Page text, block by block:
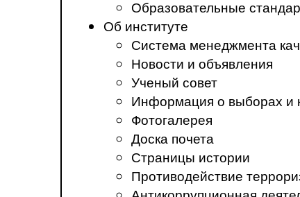
Образовательные
Об институте
Система менеджмента
Новости и объявления
Ученый совет
Информация о выборах и
Фотогалерея
Доска почета
Страницы истории
Противодействие